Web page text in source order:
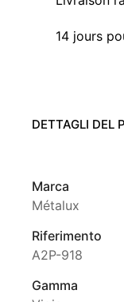
14 jours
DETTAGLI DEL
Marca
Métalux
Riferimento
A2P-918
Gamma